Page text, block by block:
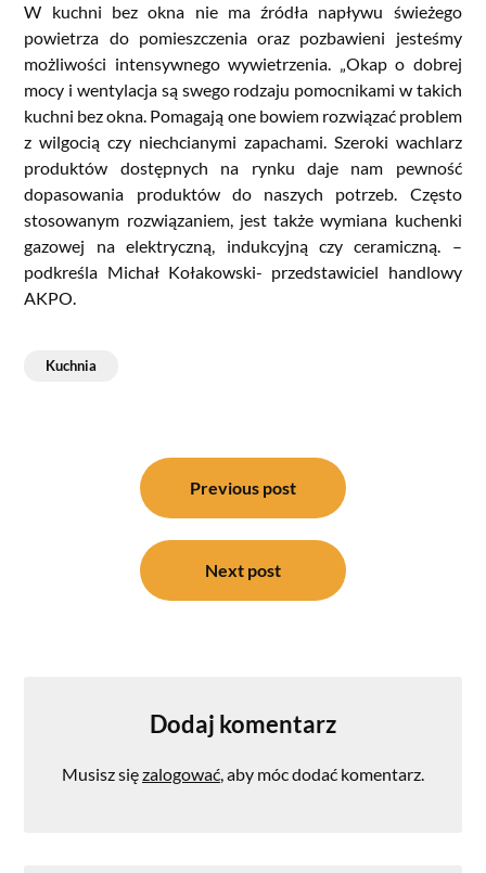
W kuchni bez okna nie ma źródła napływu świeżego
powietrza do pomieszczenia oraz pozbawieni jesteśmy
możliwości intensywnego wywietrzenia. „Okap o dobrej
mocy i wentylacja są swego rodzaju pomocnikami w takich
kuchni bez okna. Pomagają one bowiem rozwiązać problem
z wilgocią czy niechcianymi zapachami. Szeroki wachlarz
produktów dostępnych na rynku daje nam pewność
dopasowania produktów do naszych potrzeb. Często
stosowanym rozwiązaniem, jest także wymiana kuchenki
gazowej na elektryczną, indukcyjną czy ceramiczną. –
podkreśla Michał Kołakowski- przedstawiciel handlowy
AKPO.
Kuchnia
Previous post
Next post
Dodaj komentarz
Musisz sięzalogować, aby móc dodać komentarz.